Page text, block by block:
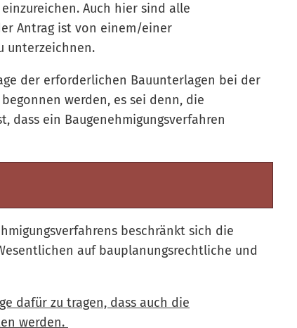
Auch hier sind alle
Antrag ist von einem/einer
unterzeichnen.
der erforderlichen Bauunterlagen bei der
werden, es sei denn, die
dass ein Baugenehmigungsverfahren
beschränkt sich die
auf bauplanungsrechtliche und
dafür zu tragen, dass auch die
werden.